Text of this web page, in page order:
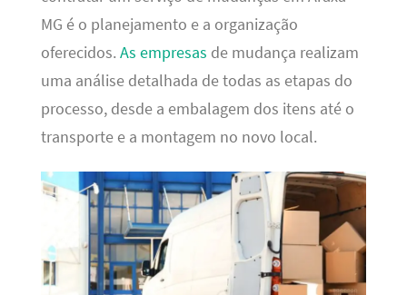
MG é o planejamento e a organização
oferecidos. As empresas de mudança realizam
uma análise detalhada de todas as etapas do
processo, desde a embalagem dos itens até o
transporte e a montagem no novo local.